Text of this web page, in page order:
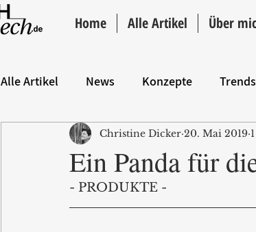
Home Alle Artikel Über
Alle Artikel News Konzepte Trends
Hintergrund ANZEIGE Intro
Ein Panda für
Christine Dicker 20. Mai 2019
- PRODUKTE -